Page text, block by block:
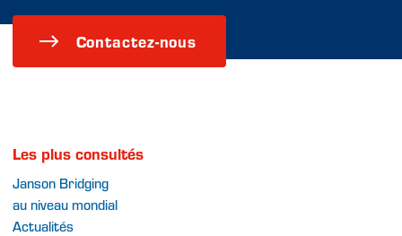
Contactez-nous
Les plus consultés
Janson Bridging
au niveau mondial
Actualités